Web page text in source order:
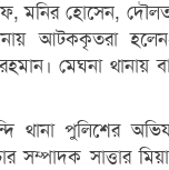
মনির হোসেন, দৌলত
আটককৃতরা
মেঘনা থানায়
থানা পুলিশের
সম্পাদক সাত্তার